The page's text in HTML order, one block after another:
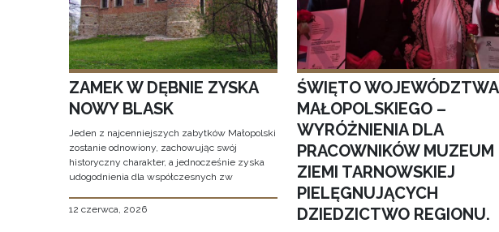
ZAMEK W DĘBNIE ZYSKA
NOWY BLASK
Jeden z najcenniejszych zabytków Małopolski
zostanie odnowiony, zachowując swój
historyczny charakter, a jednocześnie zyska
udogodnienia dla współczesnych zw
12 czerwca, 2026
ŚWIĘTO WOJEWÓDZTWA
MAŁOPOLSKIEGO –
WYRÓŻNIENIA DLA
PRACOWNIKÓW MUZEUM
ZIEMI TARNOWSKIEJ
PIELĘGNUJĄCYCH
DZIEDZICTWO REGIONU.